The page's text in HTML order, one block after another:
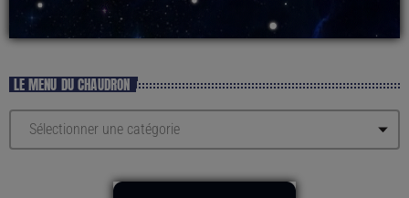
LE MENU DU CHAUDRON